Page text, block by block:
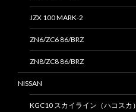
JZX 100 MARK-2
ZN6/ZC6 86/BRZ
ZN8/ZC8 86/BRZ
NISSAN
KGC10 スカイライン（ハコスカ）